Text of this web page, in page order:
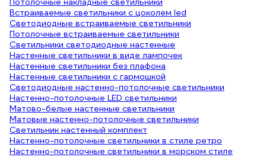
Встраиваемые светильники с цоколем led
Светодиодные встраиваемые светильники
Потолочные встраиваемые светильники
Светильники светодиодные настенные
Настенные светильники в виде лампочек
Настенные светильники без плафона
Настенные светильники с гармошкой
Светодиодные настенно-потолочные светильники
Настенно-потолочные LED светильники
Матово-белые настенные светильники
Матовые настенно-потолочные светильники
Светильник настенный комплект
Настенно-потолочные светильники в стиле ретро
Настенно-потолочные светильники в морском стиле